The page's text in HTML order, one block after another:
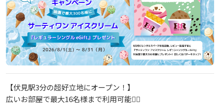
【伏見駅3分の超好立地にオープン！】
広いお部屋で最大16名様まで利用可能🙆‍♀️